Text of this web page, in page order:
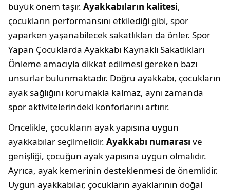
büyük önem taşır. Ayakkabıların kalitesi,
çocukların performansını etkilediği gibi, spor
yaparken yaşanabilecek sakatlıkları da önler. Spor
Yapan Çocuklarda Ayakkabı Kaynaklı Sakatlıkları
Önleme amacıyla dikkat edilmesi gereken bazı
unsurlar bulunmaktadır. Doğru ayakkabı, çocukların
ayak sağlığını korumakla kalmaz, aynı zamanda
spor aktivitelerindeki konforlarını artırır.
Öncelikle, çocukların ayak yapısına uygun
ayakkabılar seçilmelidir. Ayakkabı numarası ve
genişliği, çocuğun ayak yapısına uygun olmalıdır.
Ayrıca, ayak kemerinin desteklenmesi de önemlidir.
Uygun ayakkabılar, çocukların ayaklarının doğal